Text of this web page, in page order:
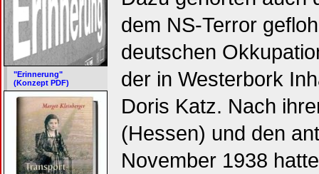
"Erinnerung"
(Konzept PDF)
dem NS-Terror
deutschen
der in Westerbork
Doris Katz. Nach
(Hessen) und den
November 1938